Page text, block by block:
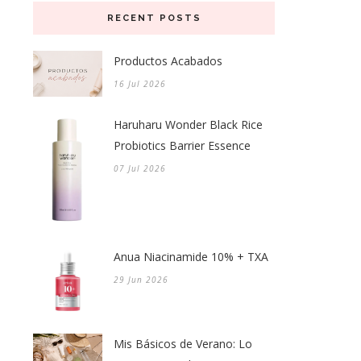
RECENT POSTS
Productos Acabados
16 Jul 2026
Haruharu Wonder Black Rice
Probiotics Barrier Essence
07 Jul 2026
Anua Niacinamide 10% + TXA
29 Jun 2026
Mis Básicos de Verano: Lo